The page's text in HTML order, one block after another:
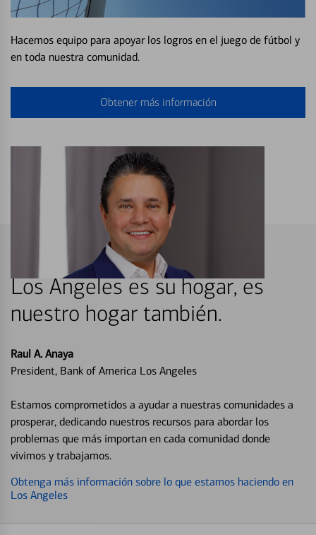
Hacemos equipo para apoyar los logros en el juego de fútbol y
en toda nuestra comunidad.
Obtener más información
Los Angeles es su hogar, es
nuestro hogar también.
Raul A. Anaya
President, Bank of America Los Angeles
Estamos comprometidos a ayudar a nuestras comunidades a
prosperar, dedicando nuestros recursos para abordar los
problemas que más importan en cada comunidad donde
vivimos y trabajamos.
Obtenga más información sobre lo que estamos haciendo en
Los Angeles